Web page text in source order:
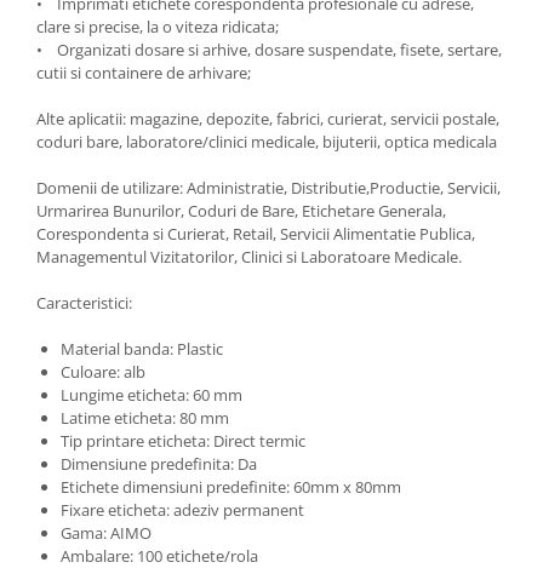
clare si precise, la o viteza ridicata;
• Organizati dosare si arhive, dosare suspendate, fisete, sertare,
cutii si containere de arhivare;
Alte aplicatii: magazine, depozite, fabrici, curierat, servicii postale,
coduri bare, laboratore/clinici medicale, bijuterii, optica medicala
Domenii de utilizare: Administratie, Distributie,Productie, Servicii,
Urmarirea Bunurilor, Coduri de Bare, Etichetare Generala,
Corespondenta si Curierat, Retail, Servicii Alimentatie Publica,
Managementul Vizitatorilor, Clinici si Laboratoare Medicale.
Caracteristici:
Material banda: Plastic
Culoare: alb
Lungime eticheta: 60 mm
Latime eticheta: 80 mm
Tip printare eticheta: Direct termic
Dimensiune predefinita: Da
Etichete dimensiuni predefinite: 60mm x 80mm
Fixare eticheta: adeziv permanent
Gama: AIMO
Ambalare: 100 etichete/rola